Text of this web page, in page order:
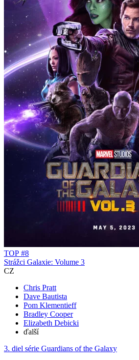
TOP #8
Strážci Galaxie: Volume 3
CZ
Chris Pratt
Dave Bautista
Pom Klementieff
Bradley Cooper
Elizabeth Debicki
ďalší
3. diel série Guardians of the Galaxy